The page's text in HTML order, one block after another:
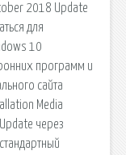
2018 Update
для
10
программ и
сайта
Media
через